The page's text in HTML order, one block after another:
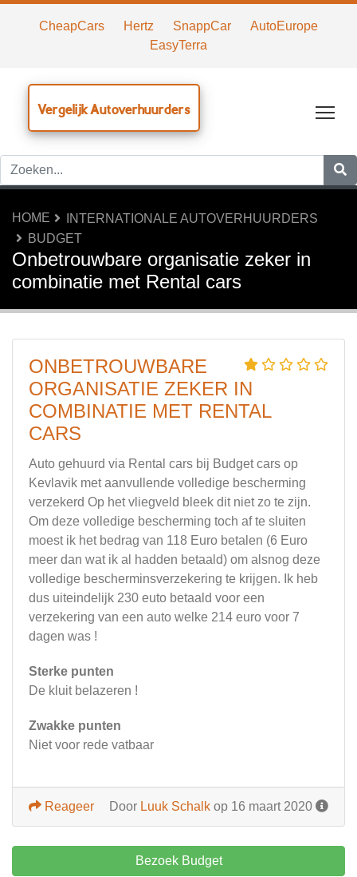
CheapCars Hertz SnappCar
AutoEurope
EasyTerra
Vergelijk Autoverhuurders
HOME
INTERNATIONALE AUTOVERHUURDERS
BUDGET
Onbetrouwbare organisatie zeker in
combinatie met Rental cars
ONBETROUWBARE
ORGANISATIE ZEKER IN
COMBINATIE MET RENTAL
CARS
Auto gehuurd via Rental cars bij Budget cars op
Kevlavik met aanvullende volledige bescherming
verzekerd Op het vliegveld bleek dit niet zo te zijn.
Om deze volledige bescherming toch af te sluiten
moest ik het bedrag van 118 Euro betalen (6 Euro
meer dan wat ik al hadden betaald) om alsnog deze
volledige bescherminsverzekering te krijgen. Ik heb
dus uiteindelijk 230 euto betaald voor een
verzekering van een auto welke 214 euro voor 7
dagen was !
Sterke punten
De kluit belazeren !
Zwakke punten
Niet voor rede vatbaar
Door Luuk Schalk op 16 maart 2020
Reageer
Bezoek Budget